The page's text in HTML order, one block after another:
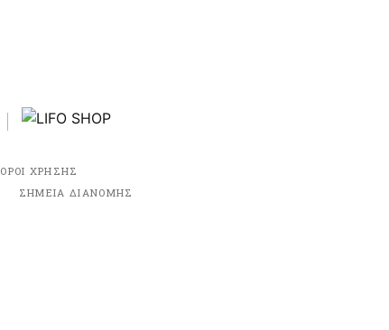
ΟΡΟΙ ΧΡΗΣΗΣ
ΣΗΜΕΙΑ ΔΙΑΝΟΜΗΣ